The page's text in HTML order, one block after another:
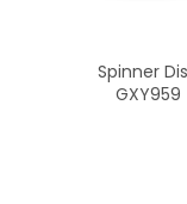
Spinner
GXY959